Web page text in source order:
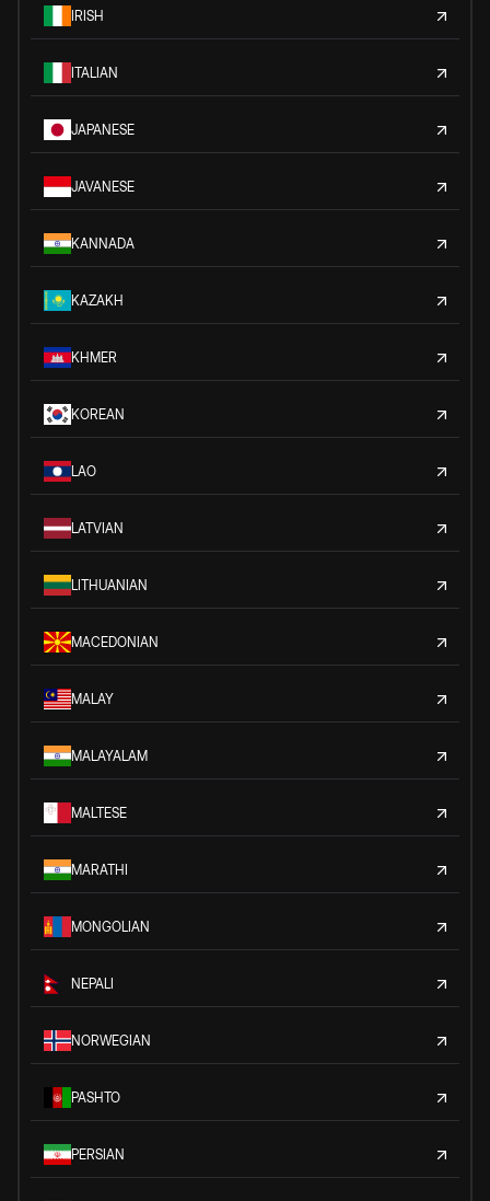
IRISH
ITALIAN
JAPANESE
JAVANESE
KANNADA
KAZAKH
KHMER
KOREAN
LAO
LATVIAN
LITHUANIAN
MACEDONIAN
MALAY
MALAYALAM
MALTESE
MARATHI
MONGOLIAN
NEPALI
NORWEGIAN
PASHTO
PERSIAN